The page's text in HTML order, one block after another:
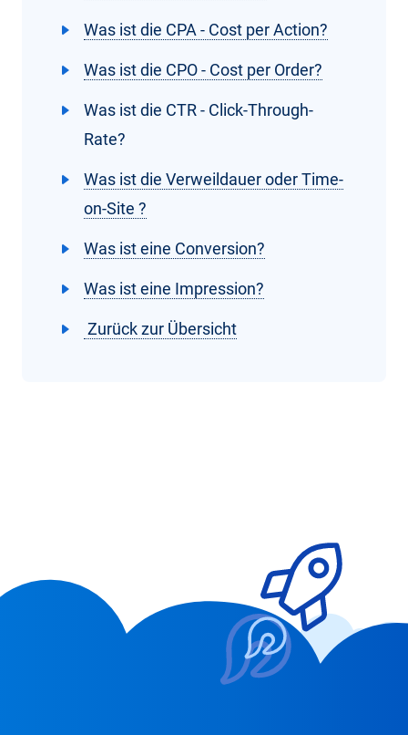
Was ist die CPA - Cost per Action?
Was ist die CPO - Cost per Order?
Was ist die CTR - Click-Through-
Rate?
Was ist die Verweildauer oder Time-
on-Site ?
Was ist eine Conversion?
Was ist eine Impression?
Zurück zur Übersicht